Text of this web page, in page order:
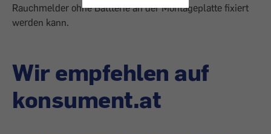
Rauchmelder ohne Battterie an der Montageplatte fixiert
werden kann.
Wir empfehlen auf
konsument.at